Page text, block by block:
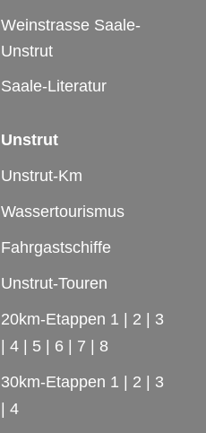
Weinstrasse Saale-
Unstrut
Saale-Literatur
Unstrut
Unstrut-Km
Wassertourismus
Fahrgastschiffe
Unstrut-Touren
20km-Etappen 1
2
3
|4 5 6 7
8
30km-Etappen 1
2
3
|4